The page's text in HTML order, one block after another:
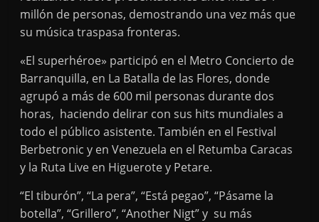
millón de personas, demostrando una vez más que
su música traspasa fronteras.
«El superhéroe» participó en el Metro Concierto de
Barranquilla, en La Batalla de las Flores, donde
agrupó a más de 600 mil personas durante dos
horas, haciendo delirar con sus hits mundiales a
todo el público asistente. También en el Festival
Berbetronic y en Venezuela en el Retumba Caracas
y la Ruta Live en Higuerote y Petare.
“El tiburón”, “La pera”, “Está pegao”, “Pásame la
botella”, “Grillero”, “Another Nigt” y su más